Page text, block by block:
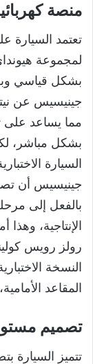
منصة
لمجموعة
بشكل قياسي
جينيسيس عن
مما يساعد على
بشكل مباشر،
جينيسيس أن
بالفعل إلى
الإنتاجية،
النسخة
المقاعد
تصميم
تتميز السيارة